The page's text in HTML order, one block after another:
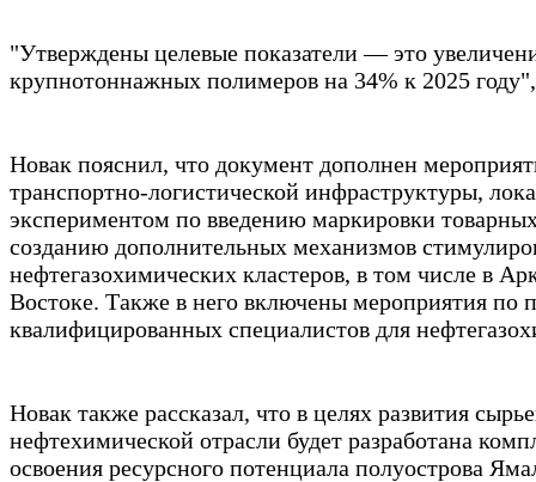
"Утверждены целевые показатели — это
крупнотоннажных полимеров на 34% к 2025
Новак пояснил, что документ дополнен
транспортно-логистической инфраструктуры,
экспериментом по введению маркировки
созданию дополнительных механизмов
нефтегазохимических кластеров, в том числе в
Востоке. Также в него включены мероприятия по
квалифицированных специалистов для
Новак также рассказал, что в целях развития
нефтехимической отрасли будет разработана
освоения ресурсного потенциала полуострова